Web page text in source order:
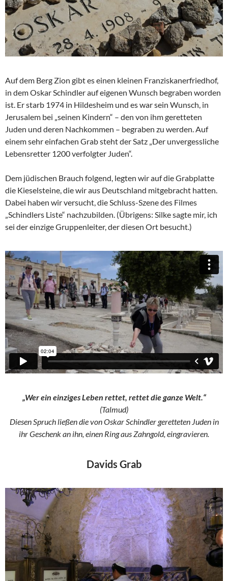
Auf dem Berg Zion gibt es einen kleinen Franziskanerfriedhof,
in dem Oskar Schindler auf eigenen Wunsch begraben worden
ist. Er starb 1974 in Hildesheim und es war sein Wunsch, in
Jerusalem bei „seinen Kindern“ – den von ihm geretteten
Juden und deren Nachkommen – begraben zu werden. Auf
einem sehr einfachen Grab steht der Satz „Der unvergessliche
Lebensretter 1200 verfolgter Juden“.
Dem jüdischen Brauch folgend, legten wir auf die Grabplatte
die Kieselsteine, die wir aus Deutschland mitgebracht hatten.
Dabei haben wir versucht, die Schluss-Szene des Filmes
„Schindlers Liste“ nachzubilden. (Übrigens: Silke sagte mir, ich
sei der einzige Gruppenleiter, der diesen Ort besucht.)
„Wer ein einziges Leben rettet, rettet die ganze Welt.“
(Talmud)
Diesen Spruch ließen die von Oskar Schindler geretteten Juden in
ihr Geschenk an ihn, einen Ring aus Zahngold, eingravieren.
Davids Grab